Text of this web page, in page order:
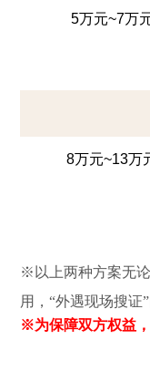
5万元~7万
8万元~13万
※以上两种方案无
用，“外遇现场搜证
※为保障双方权益，